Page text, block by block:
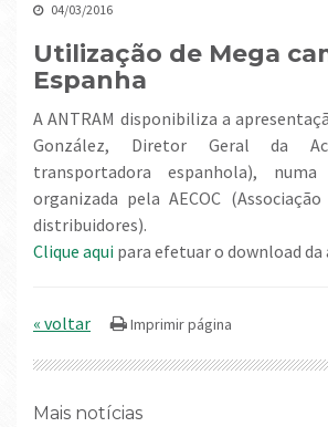
04/03/2016
Utilização de Mega
Espanha
A ANTRAM disponibiliza a apresentação feita por Angel
González, Diretor Geral da
transportadora espanhola),
organizada pela AECOC
distribuidores).
Clique aqui para efetuar o download
« voltar
Mais notícias